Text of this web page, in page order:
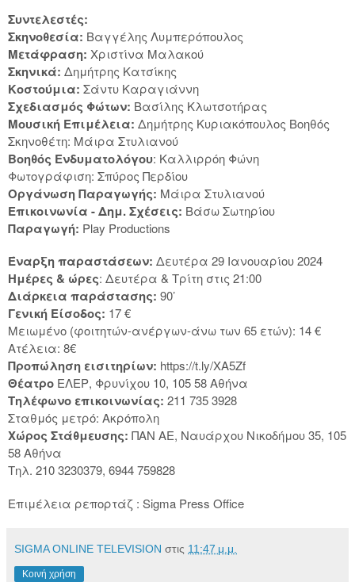
Συντελεστές:
Σκηνοθεσία: Βαγγέλης Λυμπερόπουλος
Μετάφραση: Χριστίνα Μαλακού
Σκηνικά: Δημήτρης Κατσίκης
Κοστούμια: Σάντυ Καραγιάννη
Σχεδιασμός Φώτων: Βασίλης Κλωτσοτήρας
Μουσική Επιμέλεια: Δημήτρης Κυριακόπουλος Βοηθός
Σκηνοθέτη: Μάιρα Στυλιανού
Βοηθός Ενδυματολόγου: Καλλιρρόη Φώνη
Φωτογράφιση: Σπύρος Περδίου
Οργάνωση Παραγωγής: Μάιρα Στυλιανού
Επικοινωνία - Δημ. Σχέσεις: Βάσω Σωτηρίου
Παραγωγή: Play Productions
Έναρξη παραστάσεων: Δευτέρα 29 Ιανουαρίου 2024
Ημέρες & ώρες: Δευτέρα & Τρίτη στις 21:00
Διάρκεια παράστασης: 90’
Γενική Είσοδος: 17 €
Μειωμένο (φοιτητών-ανέργων-άνω των 65 ετών): 14 €
Ατέλεια: 8€
Προπώληση εισιτηρίων: https://t.ly/XA5Zf
Θέατρο ΕΛΕΡ, Φρυνίχου 10, 105 58 Αθήνα
Τηλέφωνο επικοινωνίας: 211 735 3928
Σταθμός μετρό: Ακρόπολη
Χώρος Στάθμευσης: ΠΑΝ ΑΕ, Ναυάρχου Νικοδήμου 35, 105
58 Αθήνα
Τηλ. 210 3230379, 6944 759828
Επιμέλεια ρεπορτάζ : Sigma Press Office
SIGMA ONLINE TELEVISION στις 11:47 μ.μ.
Κοινή χρήση